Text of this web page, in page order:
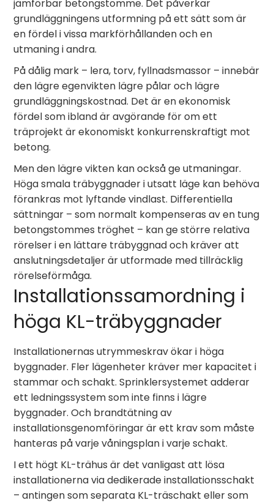
jämförbar betongstomme. Det påverkar
grundläggningens utformning på ett sätt som är
en fördel i vissa markförhållanden och en
utmaning i andra.
På dålig mark – lera, torv, fyllnadsmassor – innebär
den lägre egenvikten lägre pålar och lägre
grundläggningskostnad. Det är en ekonomisk
fördel som ibland är avgörande för om ett
träprojekt är ekonomiskt konkurrenskraftigt mot
betong.
Men den lägre vikten kan också ge utmaningar.
Höga smala träbyggnader i utsatt läge kan behöva
förankras mot lyftande vindlast. Differentiella
sättningar – som normalt kompenseras av en tung
betongstommes tröghet – kan ge större relativa
rörelser i en lättare träbyggnad och kräver att
anslutningsdetaljer är utformade med tillräcklig
rörelseförmåga.
Installationssamordning i
höga KL-träbyggnader
Installationernas utrymmeskrav ökar i höga
byggnader. Fler lägenheter kräver mer kapacitet i
stammar och schakt. Sprinklersystemet adderar
ett ledningssystem som inte finns i lägre
byggnader. Och brandtätning av
installationsgenomföringar är ett krav som måste
hanteras på varje våningsplan i varje schakt.
I ett högt KL-trähus är det vanligast att lösa
installationerna via dedikerade installationsschakt
– antingen som separata KL-träschakt eller som